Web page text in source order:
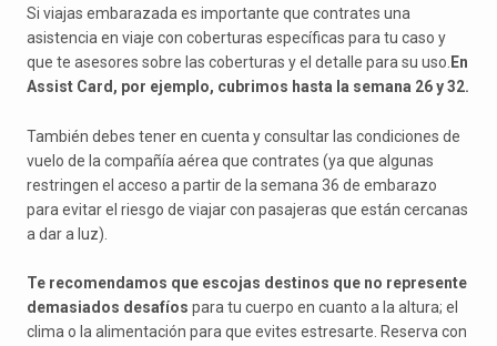
Si viajas embarazada es importante que contrates una
asistencia en viaje con coberturas específicas para tu caso y
que te asesores sobre las coberturas y el detalle para su uso. En
Assist Card, por ejemplo, cubrimos hasta la semana 26 y 32.
También debes tener en cuenta y consultar las condiciones de
vuelo de la compañía aérea que contrates (ya que algunas
restringen el acceso a partir de la semana 36 de embarazo
para evitar el riesgo de viajar con pasajeras que están cercanas
a dar a luz).
Te recomendamos que escojas destinos que no represente
demasiados desafíos para tu cuerpo en cuanto a la altura; el
clima o la alimentación para que evites estresarte. Reserva con